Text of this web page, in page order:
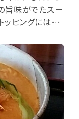
旨味がでたスー
ピングには、辛